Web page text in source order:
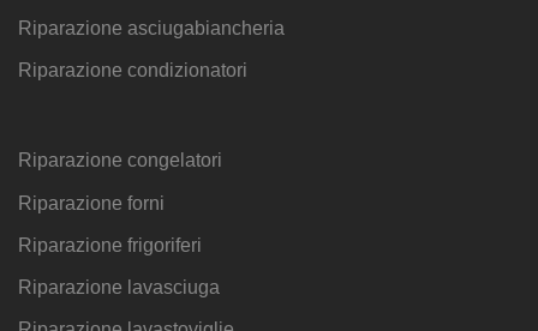
Riparazione asciugabiancheria
Riparazione condizionatori
Riparazione congelatori
Riparazione forni
Riparazione frigoriferi
Riparazione lavasciuga